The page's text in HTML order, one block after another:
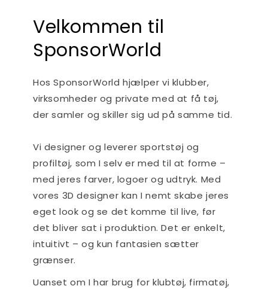
Velkommen til
SponsorWorld
Hos SponsorWorld hjælper vi klubber,
virksomheder og private med at få tøj,
der samler og skiller sig ud på samme tid.
Vi designer og leverer sportstøj og
profiltøj, som I selv er med til at forme –
med jeres farver, logoer og udtryk. Med
vores 3D designer kan I nemt skabe jeres
eget look og se det komme til live, før
det bliver sat i produktion. Det er enkelt,
intuitivt – og kun fantasien sætter
grænser.
Uanset om I har brug for klubtøj, firmatøj,